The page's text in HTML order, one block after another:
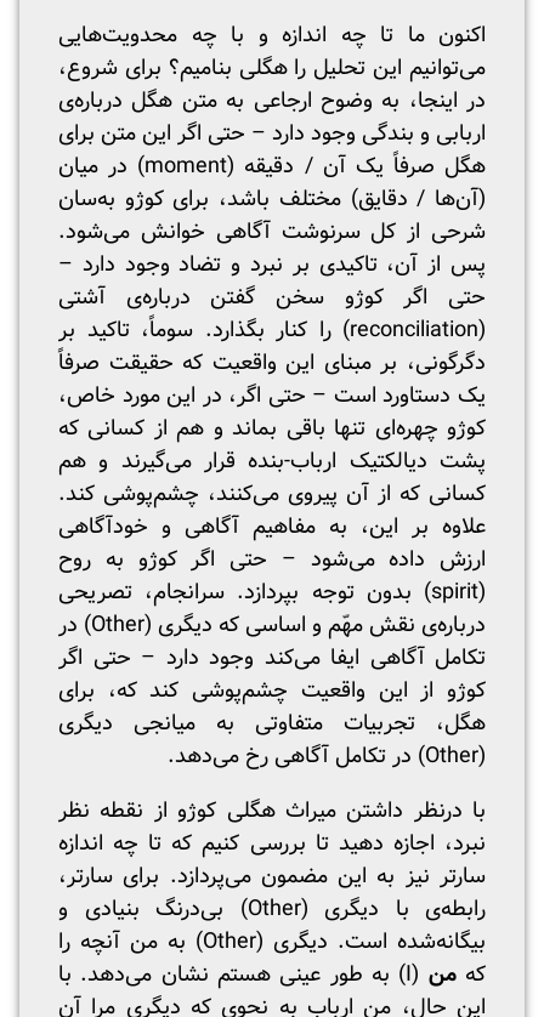
اکنون ما تا چه اندازه و با چه محدویت‌هایی
می‌توانیم این تحلیل را هگلی بنامیم؟ برای شروع،
در اینجا، به وضوح ارجاعی به متن هگل درباره‌ی
اربابی و بندگی وجود دارد – حتی اگر این متن برای
هگل صرفاً یک آن / دقیقه (moment) در میان
(آن‌ها / دقایق) مختلف باشد، برای کوژو به‌سان
شرحی از کل سرنوشت آگاهی خوانش می‌شود.
پس از آن، تاکیدی بر نبرد و تضاد وجود دارد –
حتی اگر کوژو سخن گفتن درباره‌ی آشتی
(reconciliation) را کنار بگذارد. سوماً، تاکید بر
دگرگونی، بر مبنای این واقعیت که حقیقت صرفاً
یک دستاورد است – حتی اگر، در این مورد خاص،
کوژو چهره‌ای تنها باقی بماند و هم از کسانی که
پشت دیالکتیک ارباب-بنده قرار می‌گیرند و هم
کسانی که از آن پیروی می‌کنند، چشم‌پوشی کند.
علاوه بر این، به مفاهیم آگاهی و خودآگاهی
ارزش داده می‌شود – حتی اگر کوژو به روح
(spirit) بدون توجه بپردازد. سرانجام، تصریحی
درباره‌ی نقش مهّم و اساسی که دیگری (Other) در
تکامل آگاهی ایفا می‌کند وجود دارد – حتی اگر
کوژو از این واقعیت چشم‌پوشی کند که، برای
هگل، تجربیات متفاوتی به میانجی دیگری
(Other) در تکامل آگاهی رخ می‌دهد.
با درنظر داشتن میراث هگلی کوژو از نقطه نظر
نبرد، اجازه دهید تا بررسی کنیم که تا چه اندازه
سارتر نیز به این مضمون می‌پردازد. برای سارتر،
رابطه‌ی با دیگری (Other) بی‌درنگ بنیادی و
بیگانه‌شده است. دیگری (Other) به من آنچه را
کهمن
(I) به طور عینی هستم نشان می‌دهد. با
این حال، من ارباب به نحوی که دیگری مرا آن